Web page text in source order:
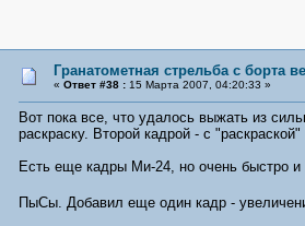
Гранатометная стрельба с борта
« Ответ #38 :15 Марта 2007, 04:20:33 »
Вот пока все, что удалось выжать из
раскраску. Второй кадрой - с
Есть еще кадры Ми-24, но очень быстро и
ПыСы. Добавил еще один кадр -